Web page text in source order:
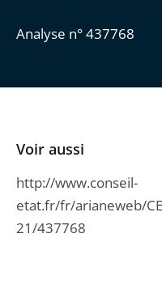
Analyse n° 437768
Voir aussi
http://www.conseil-
etat.fr/fr/arianeweb/
21/437768